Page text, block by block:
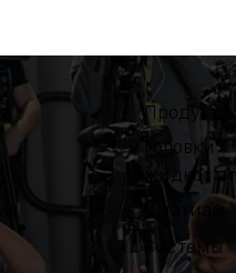
Продукт
Головки
жидкости
Штативы
Системы